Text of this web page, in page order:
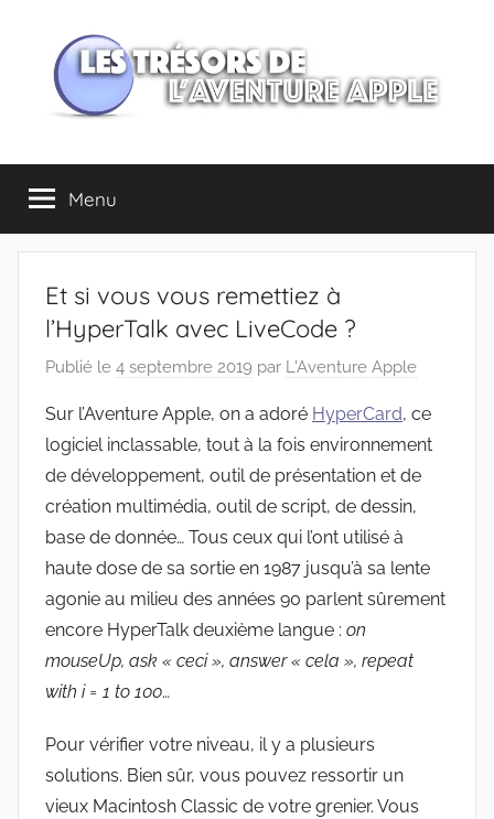
contenu
Les
trésors
de
l'Aventure
Apple
Menu
Et si vous vous remettiez à
l’HyperTalk avec LiveCode ?
Publié le 4 septembre 2019 par L'Aventure Apple
Sur l’Aventure Apple, on a adoré HyperCard, ce
logiciel inclassable, tout à la fois environnement
de développement, outil de présentation et de
création multimédia, outil de script, de dessin,
base de donnée… Tous ceux qui l’ont utilisé à
haute dose de sa sortie en 1987 jusqu’à sa lente
agonie au milieu des années 90 parlent sûrement
encore HyperTalk deuxième langue : on
mouseUp, ask « ceci », answer « cela », repeat
with i = 1 to 100…
Pour vérifier votre niveau, il y a plusieurs
solutions. Bien sûr, vous pouvez ressortir un
vieux Macintosh Classic de votre grenier. Vous